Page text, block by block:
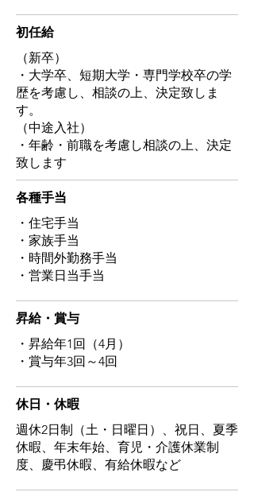
き」という感情は情そのものであ
り、自分にとって損をするものまで
手をかけてしまうことがあります。
目の前の仕事で得られる「得
（徳）」を常に意識することで本当
に必要なものが見えてくるはずで
す。今後、新型コロナウィルス感染
拡大の影響により、経済不況は避け
られない現状です。安心・安全な食
料を創出する日本の農畜産業は、そ
の煽りを受けるどころか今後ますま
す需要が増え、成長する分野です。
当社の社是の一つに、「緑豊かな地
出来る様に人、動植物、環境に優し
い安全な食料生産に貢献する」とい
う言葉があります。企業理念である
「抗生より共生」を裏付けるこの言
葉は、今の世界において最も重要視
すべき課題です。
ぜひ、我々の力で農業大国日本を実
現し、世界に貢献する喜びを分かち
合いましょう。ご愛顧に賜り、常に
ることで気持ちもリフレッシュして
働くことができるのは魅力です。
やった分、しっかりと評価される。
広大な土地が広がる北海道は「畜
産・酪農」の本場。
規模拡大していく今がチャンス
やった分はしっかりと給料に反映さ
れるので、これもエヌワイエスの魅
力ですね。今、在籍している営業全
員が5年程度で、肩書がつきキャリ
アップを実現できているので評価面
でも満足しています。また、北海道
はその広大な土地から「畜産・酪
農」で日本国内においてトップクラ
スの市場だと思います。トップクラ
スの市場で今後、会社の規模拡大を
考えている今、自身のキャリアアッ
プを実現するチャンスだと思いま
す。
先進地への海外研修、語学習得や輸
入実務を学べる機会もあるので、自
身が得たいスキルを獲得し、更なる
キャリアアップを目指せる環境があ
ると思います。
​初任給
（新卒）
・大学卒、短期大学・専門学校卒の学
歴を考慮し、相談の上、決定致しま
す。
（中途入社）
・年齢・前職を考慮し相談の上、決定
致します
​各種手当
・住宅手当
・家族手当
・時間外勤務手当
・営業日当手当
​昇給・賞与
・昇給年1回（4月）
・賞与年3回～4回
休日・休暇
週休2日制（土・日曜日）、祝日、夏季
休暇、年末年始、育児・介護休業制
度、慶弔休暇、有給休暇など